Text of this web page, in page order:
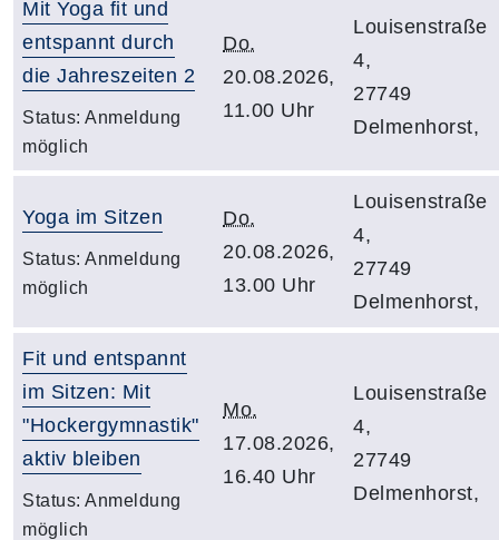
Mit Yoga fit und
entspannt durch
die Jahreszeiten 2
Status: Anmeldung
möglich
Do.
20.08.2026,
11.00 Uhr
Louisenstraße
4,
27749
Delmenhorst,
Yoga im Sitzen
Status: Anmeldung
möglich
Do.
20.08.2026,
13.00 Uhr
Louisenstraße
4,
27749
Delmenhorst,
Fit und entspannt
im Sitzen: Mit
"Hockergymnastik"
aktiv bleiben
Status: Anmeldung
möglich
Mo.
17.08.2026,
16.40 Uhr
Louisenstraße
4,
27749
Delmenhorst,